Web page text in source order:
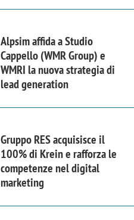
Alpsim affida a Studio
Cappello (WMR Group) e
WMRI la nuova strategia di
lead generation
Gruppo RES acquisisce il
100% di Krein e rafforza le
competenze nel digital
marketing